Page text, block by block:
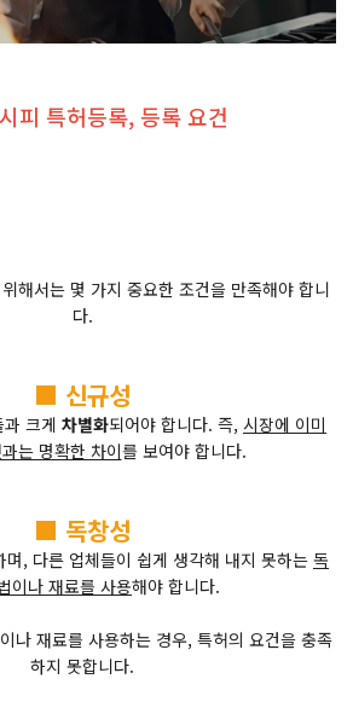
피 특허등록, 등록 요건
해서는 몇 가지 중요한 조건을 만족해야 합니
다.
■ 신규성
크게 차별화되어야 합니다. 즉, 시장에 이미
는 명확한 차이를 보여야 합니다.
■ 독창성
며, 다른 업체들이 쉽게 생각해 내지 못하는 독
이나 재료를 사용해야 합니다.
나 재료를 사용하는 경우, 특허의 요건을 충족
하지 못합니다.